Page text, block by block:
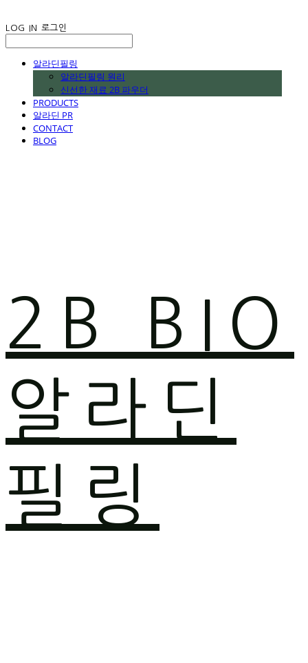
LOG IN 로그인
알라딘필링
알라딘필링 원리
신선한 재료 2B 파우더
PRODUCTS
알라딘 PR
CONTACT
BLOG
2B BIO
알라딘
필링